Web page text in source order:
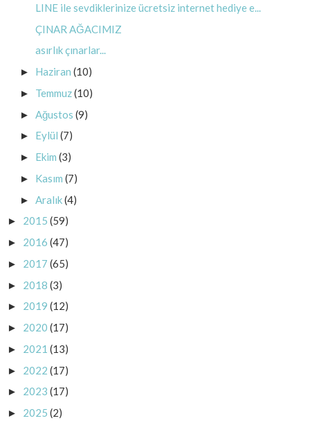
LINE ile sevdiklerinize ücretsiz internet hediye e...
ÇINAR AĞACIMIZ
asırlık çınarlar...
► Haziran (10)
► Temmuz(10)
► Ağustos (9)
► Eylül (7)
► Ekim (3)
► Kasım (7)
► Aralık(4)
► 2015 (59)
► 2016 (47)
► 2017 (65)
► 2018 (3)
► 2019 (12)
► 2020 (17)
► 2021 (13)
► 2022 (17)
► 2023 (17)
► 2025 (2)